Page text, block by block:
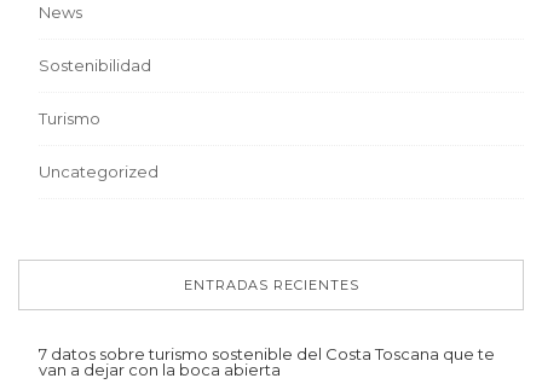
News
Sostenibilidad
Turismo
Uncategorized
ENTRADAS RECIENTES
7 datos sobre turismo sostenible del Costa Toscana que te
van a dejar con la boca abierta